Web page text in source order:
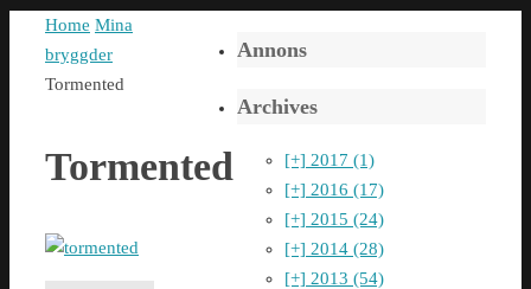
Home Mina
bryggder
Tormented
Tormented
Annons
Archives
[+] 2017 (1)
[+] 2016 (17)
[+] 2015 (24)
[+] 2014 (28)
[+] 2013 (54)